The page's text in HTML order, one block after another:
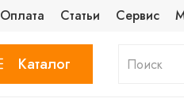
Оплата Статьи Сервис
Каталог